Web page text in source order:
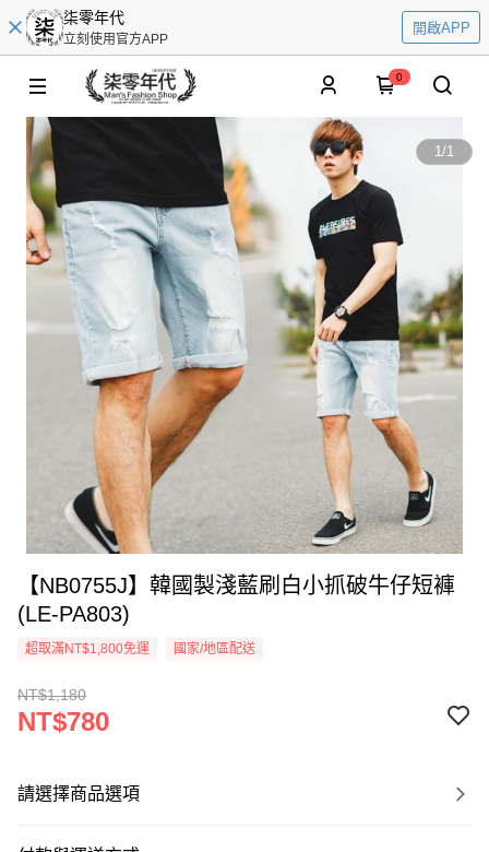
柒零年代
立刻使用官方APP
開啟APP
0
1/1
【NB0755J】韓國製淺藍刷白小抓破牛仔短褲
(LE-PA803)
超取滿NT$1,800免運 國家/地區配送
NT$1,180
NT$780
請選擇商品選項